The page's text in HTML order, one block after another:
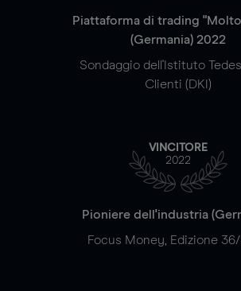
Piattaforma di trading
(Germania) 2022
Sondaggio dell'Istituto
Clienti (DKI)
VINCITORE
2022
Pioniere dell'industria
Focus Money, Edizione